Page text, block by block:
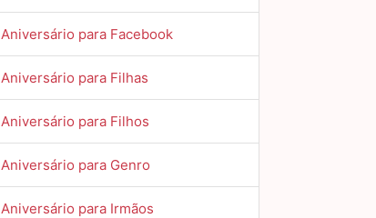
Aniversário para Facebook
Aniversário para Filhas
Aniversário para Filhos
Aniversário para Genro
Aniversário para Irmãos